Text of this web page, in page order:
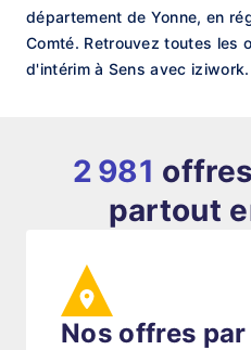
département de Yonne, en
Comté. Retrouvez toutes les
d'intérim à Sens avec iziwork.
2 981
partout
Nos offres